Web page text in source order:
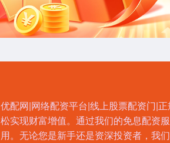
优配网|网络配资平台|线上股票配资门|
松实现财富增值。通过我们的免息配资
用。无论您是新手还是资深投资者，我